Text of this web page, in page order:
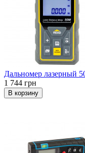
Дальномер лазерный
1 744 грн
В корзину